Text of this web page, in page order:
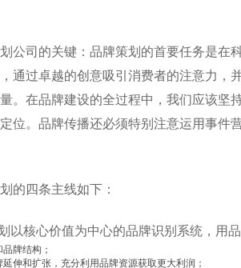
公司的关键：品牌策划的首要任务是在
通过卓越的创意吸引消费者的注意力，
。在品牌建设的全过程中，我们应该坚
位。品牌传播还必须特别注意运用事件
的四条主线如下：
以核心价值为中心的品牌识别系统，用
牌结构；
伸和扩张，充分利用品牌资源获取更大利润；